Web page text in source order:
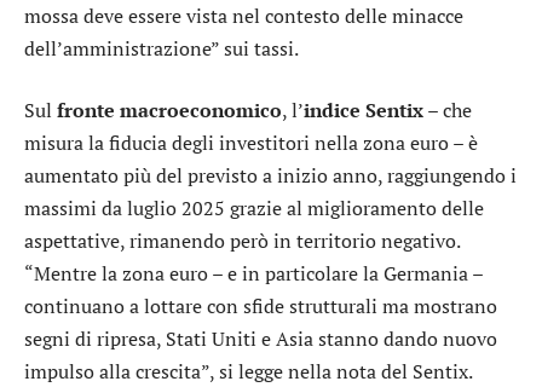
mossa deve essere vista nel contesto delle minacce
dell’amministrazione” sui tassi.
Sul fronte macroeconomico, l’indice Sentix– che
misura la fiducia degli investitori nella zona euro – è
aumentato più del previsto a inizio anno, raggiungendo i
massimi da luglio 2025 grazie al miglioramento delle
aspettative, rimanendo però in territorio negativo.
“Mentre la zona euro – e in particolare la Germania –
continuano a lottare con sfide strutturali ma mostrano
segni di ripresa, Stati Uniti e Asia stanno dando nuovo
impulso alla crescita”, si legge nella nota del Sentix.